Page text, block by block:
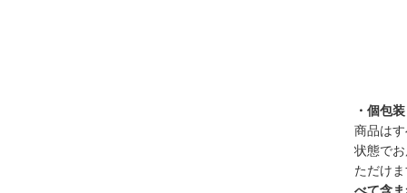
・個包装
商品は
状態で
ただけ